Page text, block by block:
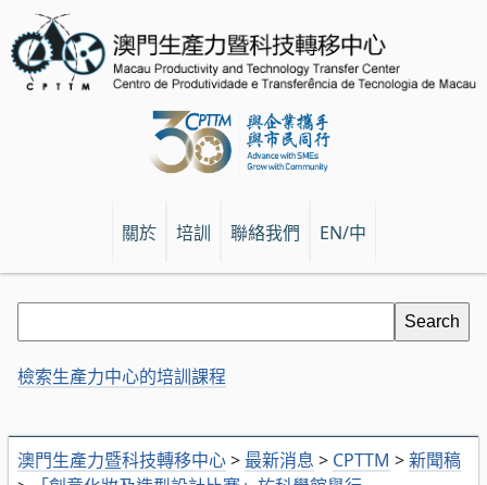
關於 培訓 聯絡我們 EN/中
澳門生產力暨科技轉移中心> 最新消息 > CPTTM >新聞稿
檢索生產力中心的培訓課程